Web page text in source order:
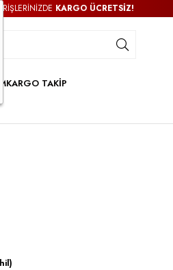
KARGO ÜCRETSİZ!
KARGO TAKİP